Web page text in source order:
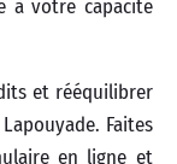
à votre capacité
et rééquilibrer
Faites
en ligne et